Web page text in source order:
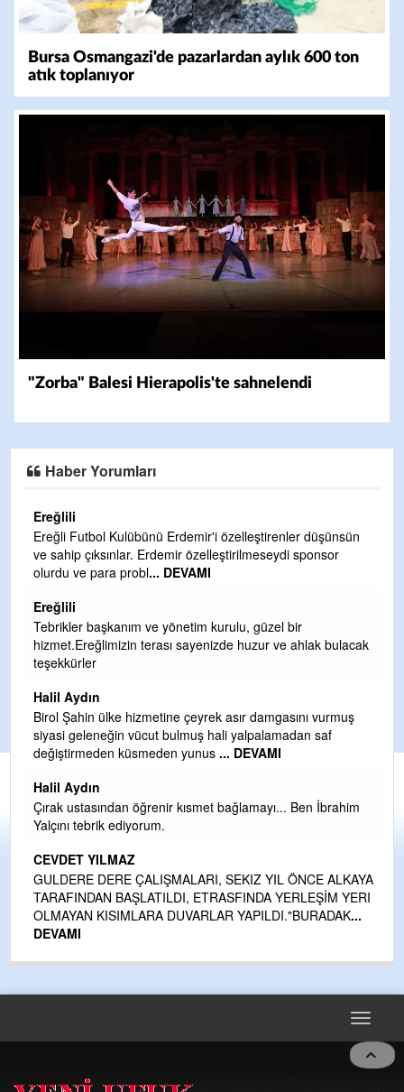
Bursa Osmangazi'de pazarlardan aylık 600 ton
atık toplanıyor
"Zorba" Balesi Hierapolis'te sahnelendi
Haber Yorumları
Ereğlili
Ereğli Futbol Kulübünü Erdemir'i özelleştirenler düşünsün
ve sahip çıksınlar. Erdemir özelleştirilmeseydi sponsor
olurdu ve para probl... DEVAMI
Ereğlili
Tebrikler başkanım ve yönetim kurulu, güzel bir
hizmet.Ereğlimizin terası sayenizde huzur ve ahlak bulacak
teşekkürler
Halil Aydın
Birol Şahin ülke hizmetine çeyrek asır damgasını vurmuş
siyasi geleneğin vücut bulmuş hali yalpalamadan saf
değiştirmeden küsmeden yunus ... DEVAMI
Halil Aydın
Çırak ustasından öğrenir kısmet bağlamayı... Ben İbrahim
Yalçını tebrik ediyorum.
CEVDET YILMAZ
GULDERE DERE ÇALIŞMALARI, SEKIZ YIL ÖNCE ALKAYA
TARAFINDAN BAŞLATILDI, ETRASFINDA YERLEŞİM YERI
OLMAYAN KISIMLARA DUVARLAR YAPILDI."BURADAK...
DEVAMI
Toggle